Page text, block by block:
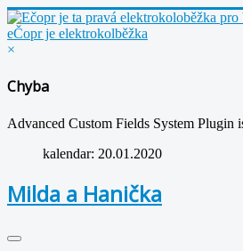
eČopr je elektrokolběžka
×
Chyba
Advanced Custom Fields System Plugin
kalendar: 20.01.2020
Milda a Hanička